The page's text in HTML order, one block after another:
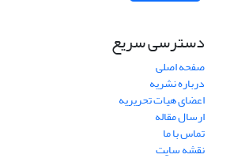
دسترسی سریع
صفحه اصلی
درباره نشریه
اعضای هیات تحریریه
ارسال مقاله
تماس با ما
نقشه سایت